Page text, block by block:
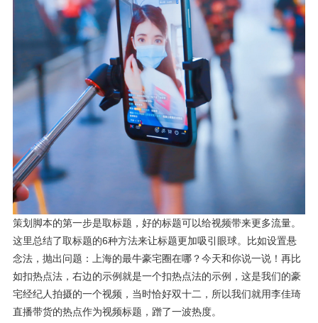
策划脚本的第一步是取标题，好的标题可以给视频带来更多流量。
这里总结了取标题的6种方法来让标题更加吸引眼球。比如设置悬
念法，抛出问题：上海的最牛豪宅圈在哪？今天和你说一说！再比
如扣热点法，右边的示例就是一个扣热点法的示例，这是我们的豪
宅经纪人拍摄的一个视频，当时恰好双十二，所以我们就用李佳琦
直播带货的热点作为视频标题，蹭了一波热度。